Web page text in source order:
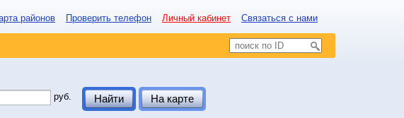
районов Проверить телефон Личный кабинет Связаться с нами
руб. Найти На карте